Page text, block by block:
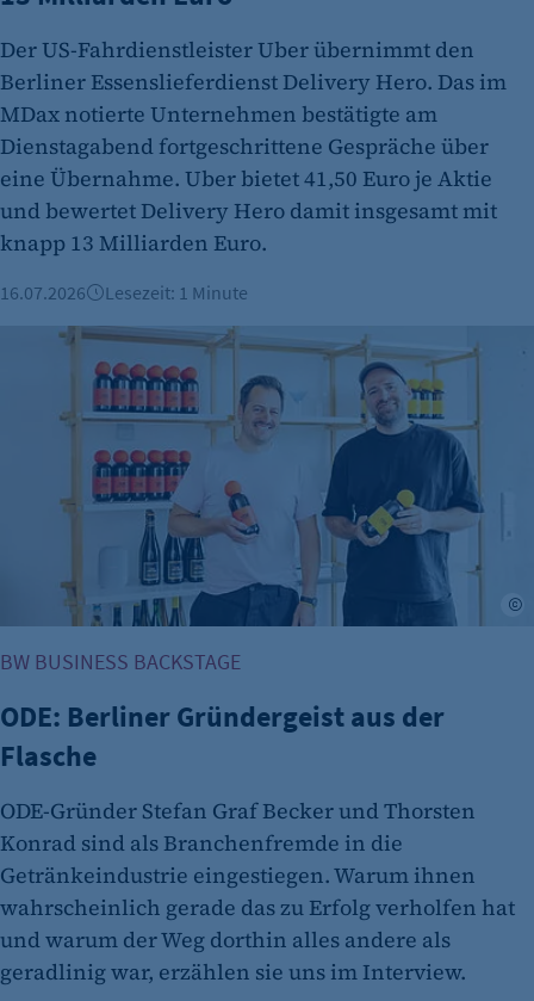
etracker Analytics
Name:
et_oi_v2
Anbieter:
etracker GmbH
Cookie Erkennung
Cookie Laufzeit:
2 Jahre
etracker Analytics
Name:
et_allow_cookies
Anbieter:
etracker GmbH
Zweck:
480 Tage
etracker Analytics
Name:
isSdEnabled
Anbieter:
etracker GmbH
Zweck:
Erkennung, ob bei dem Besucher die
Der US-Fahrdienstleister Uber übernimmt den
Berliner Essenslieferdienst Delivery Hero. Das im
MDax notierte Unternehmen bestätigte am
Dienstagabend fortgeschrittene Gespräche über
eine Übernahme. Uber bietet 41,50 Euro je Aktie
und bewertet Delivery Hero damit insgesamt mit
knapp 13 Milliarden Euro.
16.07.2026 Lesezeit: 1 Minute
ODE: Berliner Gründergeist aus der Flasche
BW BUSINESS BACKSTAGE
ODE: Berliner Gründergeist aus der
Flasche
ODE-Gründer Stefan Graf Becker und Thorsten
Konrad sind als Branchenfremde in die
Getränkeindustrie eingestiegen. Warum ihnen
wahrscheinlich gerade das zu Erfolg verholfen hat
und warum der Weg dorthin alles andere als
geradlinig war, erzählen sie uns im Interview.